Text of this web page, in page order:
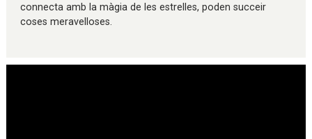
connecta amb la màgia de les estrelles, poden succeir
coses meravelloses.